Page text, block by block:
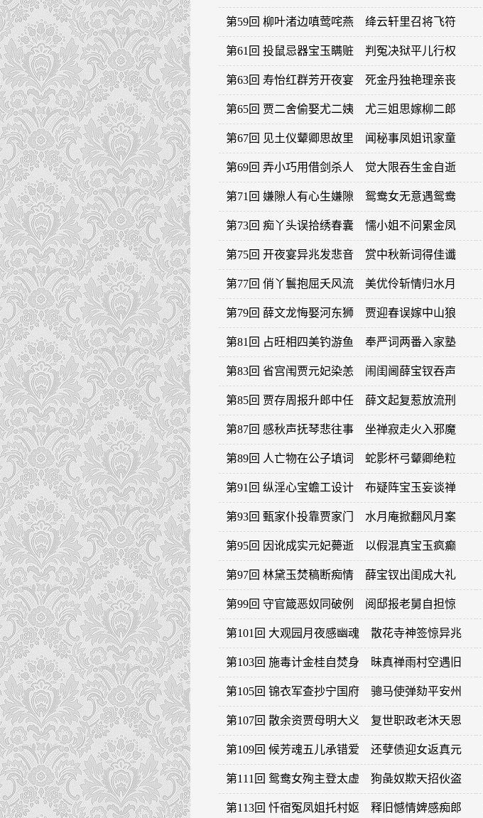
第59回 柳叶渚边嗔莺咤燕 绛云轩里召将飞符
第61回 投鼠忌器宝玉瞒赃 判冤决狱平儿行权
第63回 寿怡红群芳开夜宴 死金丹独艳理亲丧
第65回 贾二舍偷娶尤二姨 尤三姐思嫁柳二郎
第67回 见土仪颦卿思故里 闻秘事凤姐讯家童
第69回 弄小巧用借剑杀人 觉大限吞生金自逝
第71回 嫌隙人有心生嫌隙 鸳鸯女无意遇鸳鸯
第73回 痴丫头误拾绣春囊 懦小姐不问累金凤
第75回 开夜宴异兆发悲音 赏中秋新词得佳谶
第77回 俏丫鬟抱屈夭风流 美优伶斩情归水月
第79回 薛文龙悔娶河东狮 贾迎春误嫁中山狼
第81回 占旺相四美钓游鱼 奉严词两番入家塾
第83回 省宫闱贾元妃染恙 闹闺阃薛宝钗吞声
第85回 贾存周报升郎中任 薛文起复惹放流刑
第87回 感秋声抚琴悲往事 坐禅寂走火入邪魔
第89回 人亡物在公子填词 蛇影杯弓颦卿绝粒
第91回 纵淫心宝蟾工设计 布疑阵宝玉妄谈禅
第93回 甄家仆投靠贾家门 水月庵掀翻风月案
第95回 因讹成实元妃薨逝 以假混真宝玉疯癫
第97回 林黛玉焚稿断痴情 薛宝钗出闺成大礼
第99回 守官箴恶奴同破例 阅邸报老舅自担惊
第101回 大观园月夜感幽魂 散花寺神签惊异兆
第103回 施毒计金桂自焚身 昧真禅雨村空遇旧
第105回 锦衣军查抄宁国府 骢马使弹劾平安州
第107回 散余资贾母明大义 复世职政老沐天恩
第109回 候芳魂五儿承错爱 还孽债迎女返真元
第111回 鸳鸯女殉主登太虚 狗彘奴欺天招伙盗
第113回 忏宿冤凤姐托村妪 释旧憾情婢感痴郎